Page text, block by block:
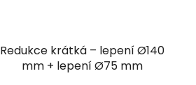
Redukce krátká – lepení Ø140
mm + lepení Ø75 mm